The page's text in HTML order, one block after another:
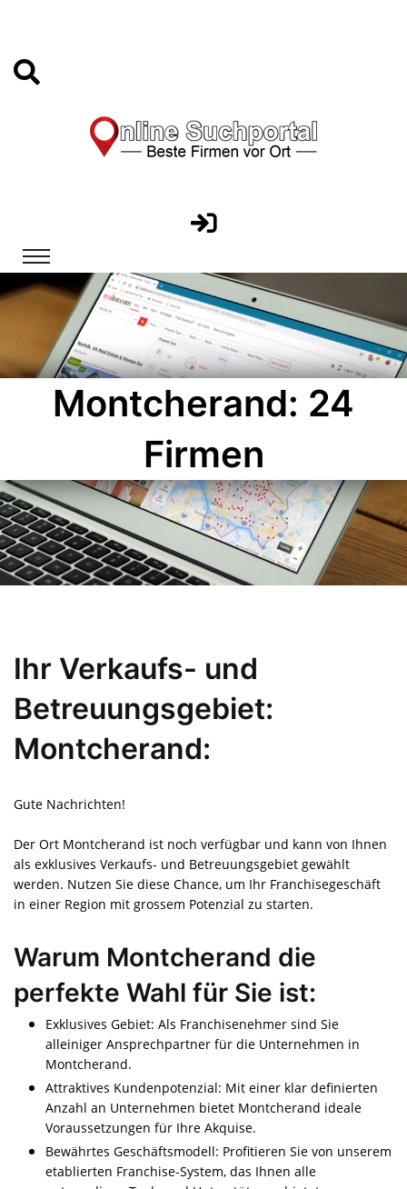
Montcherand: 24
Firmen
Ihr Verkaufs- und
Betreuungsgebiet:
Montcherand:
Gute Nachrichten!
Der Ort Montcherand ist noch verfügbar und kann von Ihnen
als exklusives Verkaufs- und Betreuungsgebiet gewählt
werden. Nutzen Sie diese Chance, um Ihr Franchisegeschäft
in einer Region mit grossem Potenzial zu starten.
Warum Montcherand die
perfekte Wahl für Sie ist:
Exklusives Gebiet: Als Franchisenehmer sind Sie
alleiniger Ansprechpartner für die Unternehmen in
Montcherand.
Attraktives Kundenpotenzial: Mit einer klar definierten
Anzahl an Unternehmen bietet Montcherand ideale
Voraussetzungen für Ihre Akquise.
Bewährtes Geschäftsmodell: Profitieren Sie von unserem
etablierten Franchise-System, das Ihnen alle